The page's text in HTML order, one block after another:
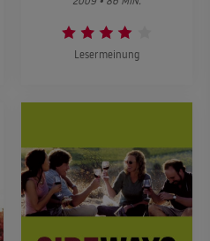
Lesermeinung